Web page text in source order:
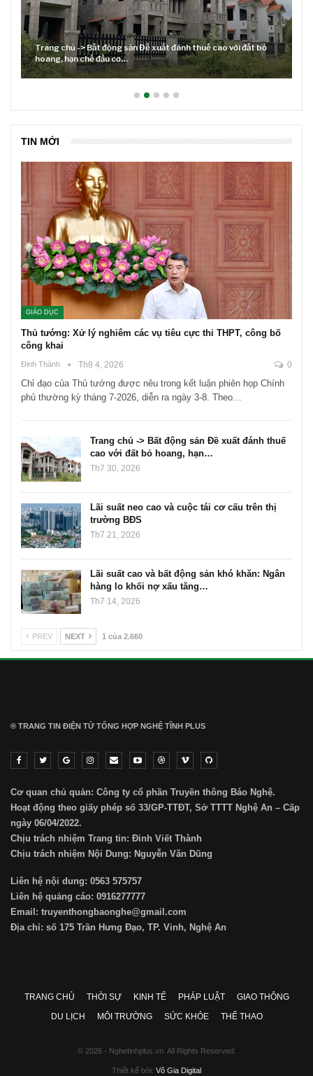
Trang chủ -> Bất động sản Đề xuất đánh thuế cao với đất bỏ
hoang, hạn chế đầu cơ…
TIN MỚI
GIÁO DỤC
Thủ tướng: Xử lý nghiêm các vụ tiêu cực thi THPT, công bố
công khai
Đinh Thành Th8 4, 2026 0
Chỉ đạo của Thủ tướng được nêu trong kết luận phiên họp Chính
phủ thường kỳ tháng 7-2026, diễn ra ngày 3-8. Theo…
Trang chủ -> Bất động sản Đề xuất đánh thuế
cao với đất bỏ hoang, hạn…
Th7 30, 2026
Lãi suất neo cao và cuộc tái cơ cấu trên thị
trường BĐS
Th7 21, 2026
Lãi suất cao và bất động sản khó khăn: Ngân
hàng lo khối nợ xấu tăng…
Th7 14, 2026
PREV NEXT 1 của 2.660
® TRANG TIN ĐIỆN TỬ ТỔNG HỢP NGHỆ TĨNH PLUS
Cơ quan chủ quản: Công ty cổ phần Truyền thông Báo Nghệ.
Hoạt động theo giấy phép số 33/GP-TTĐT, Sở TTTT Nghệ An – Cấp
ngày 06/04/2022.
Chịu trách nhiệm Trang tin: Đinh Viết Thành
Chịu trách nhiệm Nội Dung: Nguyễn Văn Dũng
Liên hệ nội dung: 0563 575757
Liên hệ quảng cáo: 0916277777
Email: truyenthongbaonghe@gmail.com
Địa chỉ: số 175 Trần Hưng Đạo, TP. Vinh, Nghệ An
TRANG CHỦ THỜI SỰ KINH TẾ PHÁP LUẬT
GIAO THÔNG
DU LỊCH
MÔI TRƯỜNG SỨC KHỎE THỂ THAO
© 2026 - Nghetinhplus.vn. All Rights Reserved.
Thiết kế bởi: Võ Gia Digital